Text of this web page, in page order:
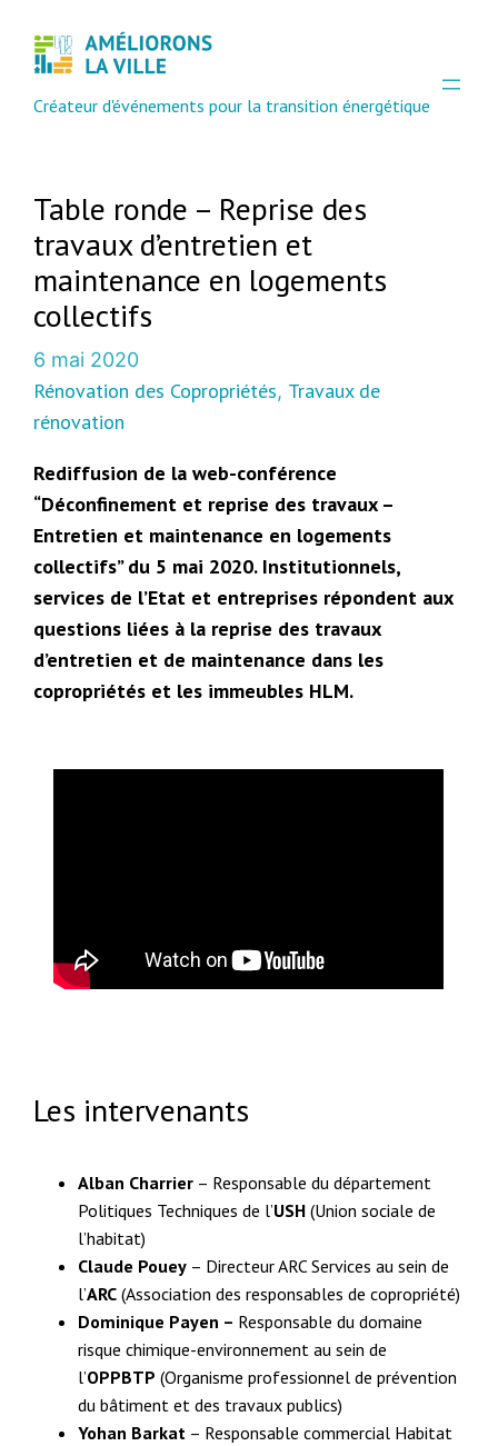
Créateur d'événements pour la transition énergétique
Table ronde – Reprise des
travaux d’entretien et
maintenance en logements
collectifs
6 mai 2020
Rénovation des Copropriétés, Travaux de
rénovation
Rediffusion de la web-conférence
“Déconfinement et reprise des travaux –
Entretien et maintenance en logements
collectifs” du 5 mai 2020. Institutionnels,
services de l’Etat et entreprises répondent aux
questions liées à la reprise des travaux
d’entretien et de maintenance dans les
copropriétés et les immeubles HLM.
Les intervenants
Alban Charrier – Responsable du département
Politiques Techniques de l’USH (Union sociale de
l’habitat)
Claude Pouey – Directeur ARC Services au sein de
l’ARC (Association des responsables de copropriété)
Dominique Payen – Responsable du domaine
risque chimique-environnement au sein de
l’OPPBTP (Organisme professionnel de prévention
du bâtiment et des travaux publics)
Yohan Barkat – Responsable commercial Habitat